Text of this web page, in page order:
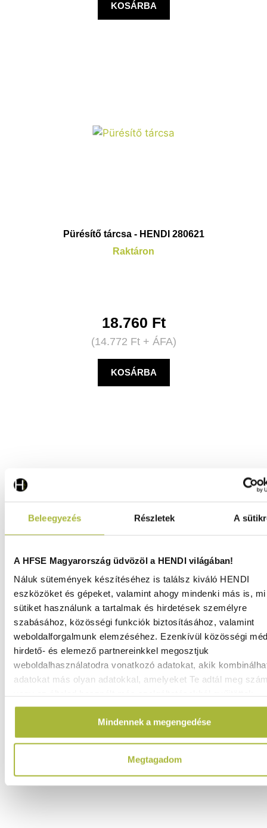
Beleegyezés Részletek A
A HFSE Magyarország üdvözöl a HENDI világában!
Náluk sütemények készítéséhez is találsz kiváló HENDI
eszközöket és gépeket, valamint ahogy mindenki más is,
sütiket használunk a tartalmak és hirdetések személyre
szabásához, közösségi funkciók biztosításához, valamint
weboldalforgalmunk elemzéséhez. Ezenkívül közösségi
hirdető- és elemező partnereinkkel megosztjuk
weboldalhasználatodra vonatkozó adatokat, akik
adatokat más olyan adatokkal, amelyeket Te adtál meg
Mindennek a megengedése
Megtagadom
KOSÁRBA
Pürésítő tárcsa - HENDI 280621
Raktáron
18.760 Ft
(14.772 Ft+ ÁFA)
KOSÁRBA
Reszelő tárcsa – DT-2 - HENDI 280294
Raktáron
Ft
(15.228Ft+ ÁFA)
KOSÁRBA